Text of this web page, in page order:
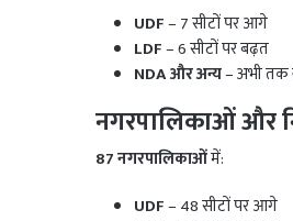
UDF– 7 सीटों पर आगे
LDF– 6 सीटों पर बढ़त
NDA और अन्य– अभी तक
नगरपालिकाओं और
87 नगरपालिकाओंमें:
UDF– 48 सीटों पर आगे